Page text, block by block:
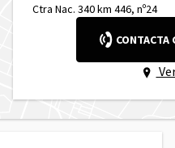
Ctra Nac. 340 km 446, nº24
CONTACTA